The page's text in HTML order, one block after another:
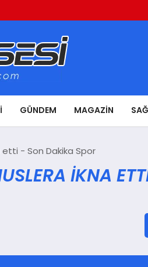
GÜNDEM MAGAZIN
- Son Dakika Spor
IKNA